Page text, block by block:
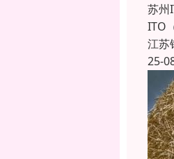
苏州
ITO
江苏
25-